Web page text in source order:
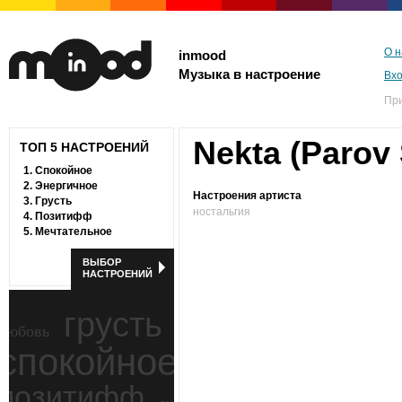
inmood
Музыка в настроение
О
ТОП 5 НАСТРОЕНИЙ
1. Спокойное
2. Энергичное
3. Грусть
4. Позитифф
5. Мечтательное
ВЫБОР
НАСТРОЕНИЙ
грусть
Nekta
Настроения артиста
ностальгия